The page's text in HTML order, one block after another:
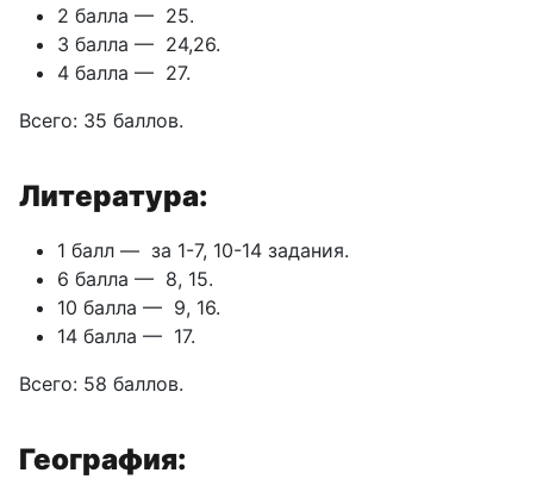
2 балла — 25.
З балла — 24,26.
4 балла — 27.
Всего: 35 баллов.
Литература:
1 балл — за 1-7, 10-14 задания.
6 балла — 8, 15.
10 балла — 9, 16.
14 балла — 17.
Всего: 58 баллов.
География: